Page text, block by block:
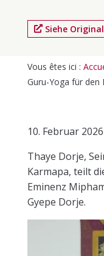
Siehe
Vous êtes ici :
Guru-Yoga für den
10. Februar 2026
Thaye Dorje,
Karmapa, teilt
Eminenz
Gyepe Dorje.